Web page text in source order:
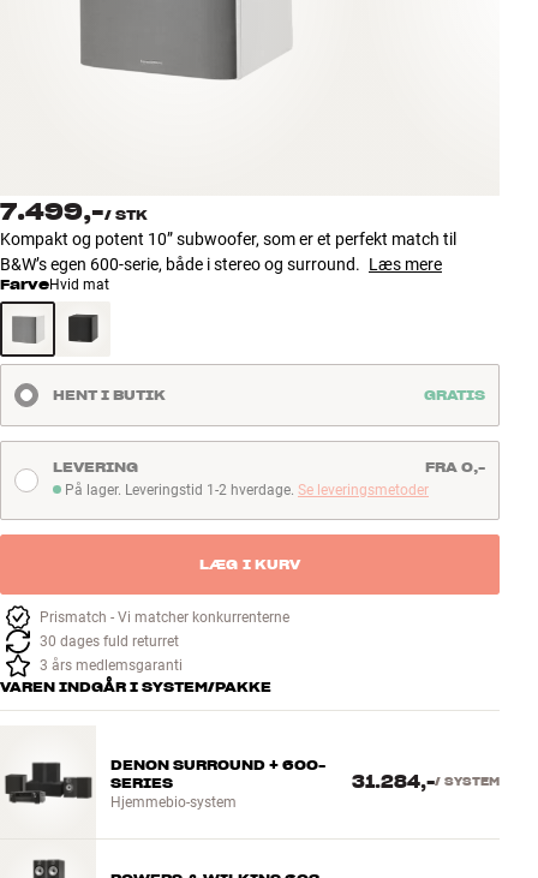
INSPIRATION
NYHEDER
TILBUD
Kundeservice
Kundeservice
Byg med Lyd
7.499,-/ STK
Kompakt og potent 10” subwoofer, som er et perfekt match til
B&W’s egen 600-serie, både i stereo og surround. Læs mere
FarveHvid mat
HENT I BUTIK GRATIS
På lager. Leveringstid 1-2 hverdage
På lager. Leveringstid 1-2 hverdage. Se leveringsmetoder
LEVERING FRA 0,-
LÆG I KURV
Prismatch - Vi matcher konkurrenterne
30 dages fuld returret
3 års medlemsgaranti
VAREN INDGÅR I SYSTEM/PAKKE
DENON SURROUND + 600-
SERIES
Hjemmebio-system
31.284,-/ SYSTEM